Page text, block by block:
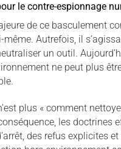
le contre-espionnage
de ce basculement
Autrefois, il
un outil.
ne peut plus
plus « comment
les doctrines
des refus explicites et